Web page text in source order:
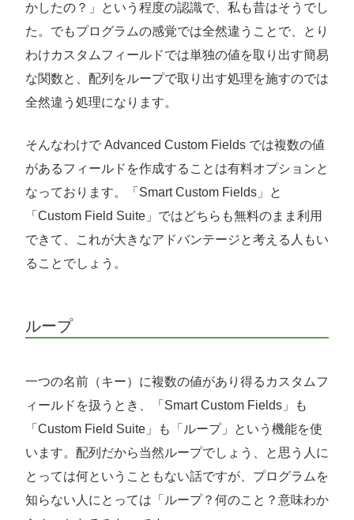
かしたの？」という程度の認識で、私も昔はそうでし
た。でもプログラムの感覚では全然違うことで、とり
わけカスタムフィールドでは単独の値を取り出す簡易
な関数と、配列をループで取り出す処理を施すのでは
全然違う処理になります。
そんなわけで Advanced Custom Fields では複数の値
があるフィールドを作成することは有料オプションと
なっております。「Smart Custom Fields」と
「Custom Field Suite」ではどちらも無料のまま利用
できて、これが大きなアドバンテージと考える人もい
ることでしょう。
ループ
一つの名前（キー）に複数の値があり得るカスタムフ
ィールドを扱うとき、「Smart Custom Fields」も
「Custom Field Suite」も「ループ」という機能を使
います。配列だから当然ループでしょう、と思う人に
とっては何ということもない話ですが、プログラムを
知らない人にとっては「ループ？何のこと？意味わか